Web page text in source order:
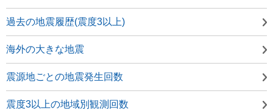
過去の地震履歴(震度3以上)
海外の大きな地震
震源地ごとの地震発生回数
震度3以上の地域別観測回数